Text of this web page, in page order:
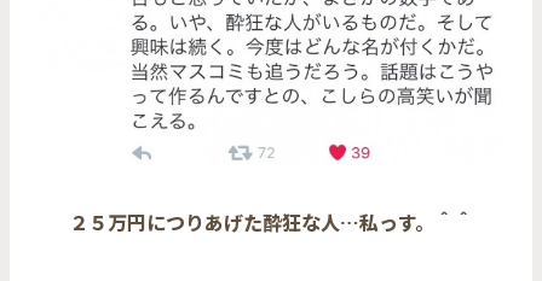
２５万円につりあげた酔狂な人…私っす。＾＾